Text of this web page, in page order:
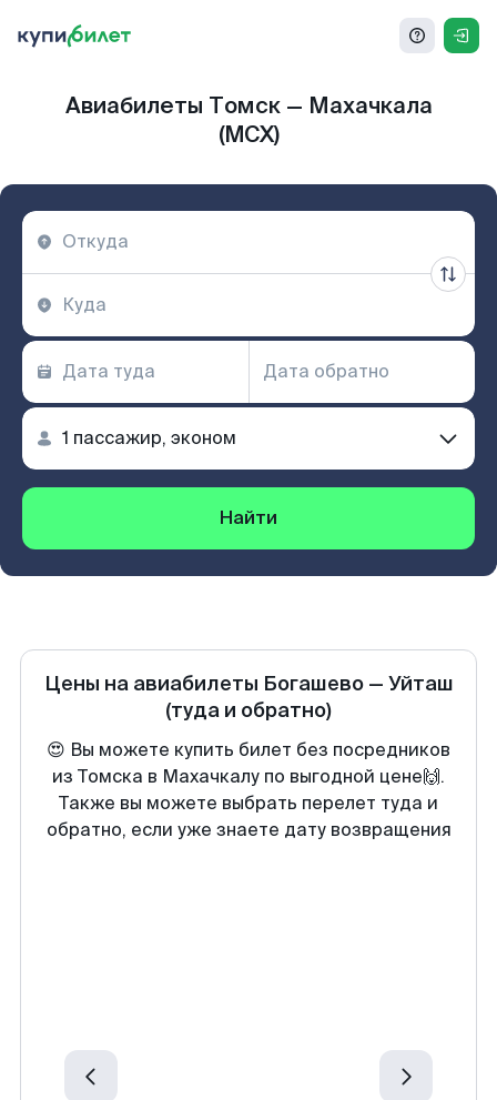
Авиабилеты Томск — Махачкала
(MCX)
Найти
Цены на авиабилеты Богашево— Уйташ
(туда и обратно)
😍 Вы можете купить билет без посредников
из Томска в Махачкалу по выгодной цене🙌.
Также вы можете выбрать перелет туда и
обратно, если уже знаете дату возвращения